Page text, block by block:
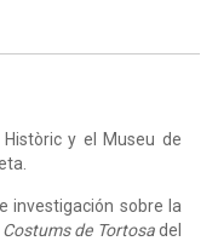
y el Museu de
investigación sobre la
Costums de Tortosadel